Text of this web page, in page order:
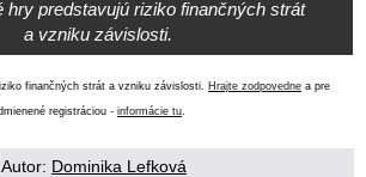
hry predstavujú riziko finančných strát
a vzniku závislosti.
finančných strát a vzniku závislosti. Hrajte zodpovedne a pre
registráciou - informácie tu
Dominika Lefková